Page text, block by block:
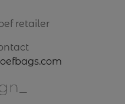
retailer